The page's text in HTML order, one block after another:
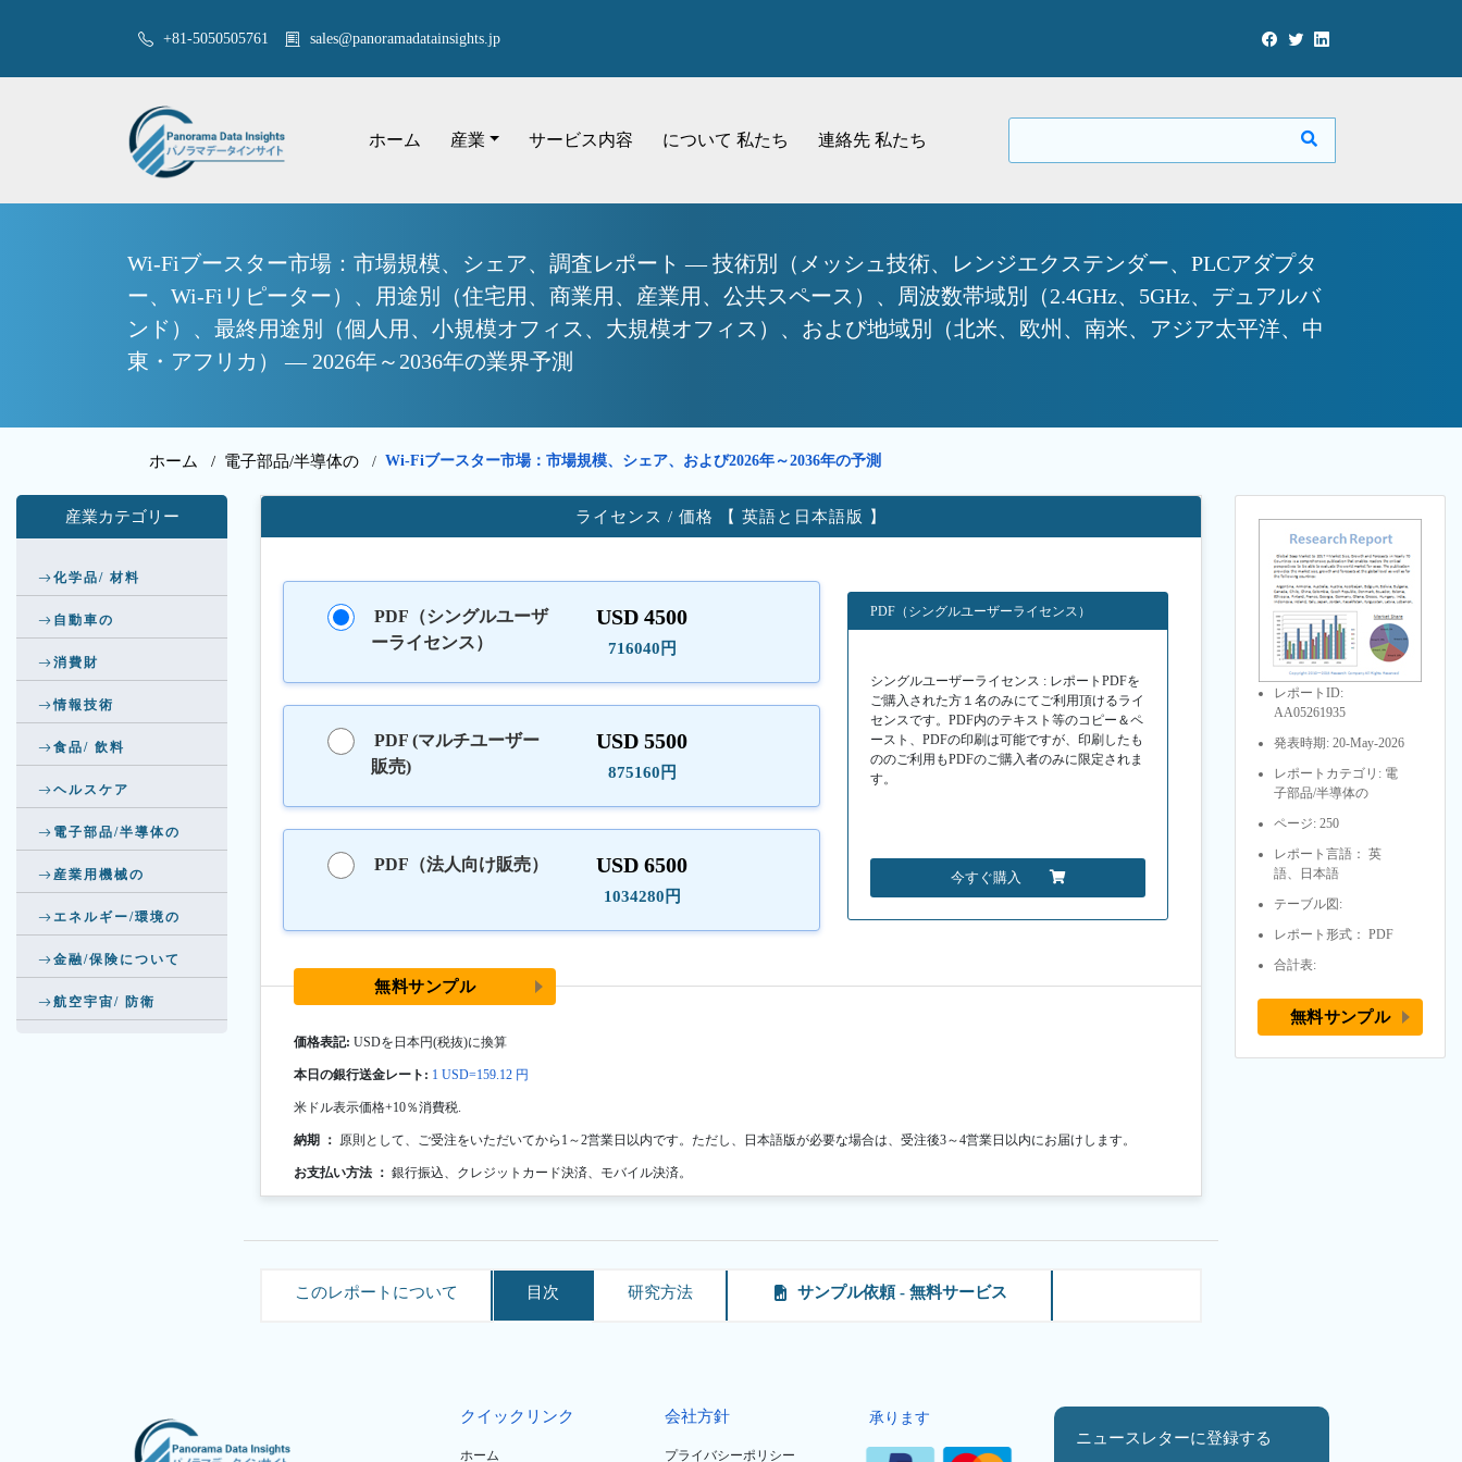
+81-5050505761 sales@panoramadatainsights.jp
ホーム 産業 サービス内容 について 私たち 連絡先 私たち
Wi-Fiブースター市場：市場規模、シェア、調査レポート — 技術別（メッシュ技術、レンジエクステンダー、PLCアダプタ
ー、Wi-Fiリピーター）、用途別（住宅用、商業用、産業用、公共スペース）、周波数帯域別（2.4GHz、5GHz、デュアルバ
ンド）、最終用途別（個人用、小規模オフィス、大規模オフィス）、および地域別（北米、欧州、南米、アジア太平洋、中
東・アフリカ） — 2026年～2036年の業界予測
ホーム / 電子部品/半導体の / Wi-Fiブースター市場：市場規模、シェア、および2026年～2036年の予測
産業カテゴリー
化学品/ 材料
自動車の
消費財
情報技術
食品/ 飲料
ヘルスケア
電子部品/半導体の
産業用機械の
エネルギー/環境の
金融/保険について
航空宇宙/ 防衛
ライセンス / 価格 【 英語と日本語版 】
PDF（シングルユーザ
ーライセンス）
USD 4500
716040円
PDF (マルチユーザー
販売)
USD 5500
875160円
PDF（法人向け販売） USD 6500
1034280円
PDF（シングルユーザーライセンス）
シングルユーザーライセンス : レポートPDFを
ご購入された方１名のみにてご利用頂けるライ
センスです。PDF内のテキスト等のコピー＆ペ
ースト、PDFの印刷は可能ですが、印刷したも
ののご利用もPDFのご購入者のみに限定されま
す。
今すぐ購入
無料サンプル
価格表記: USDを日本円(税抜)に換算
本日の銀行送金レート: 1 USD=159.12 円
米ドル表示価格+10％消費税.
納期 ： 原則として、ご受注をいただいてから1～2営業日以内です。ただし、日本語版が必要な場合は、受注後3～4営業日以内にお届けします。
お支払い方法 ： 銀行振込、クレジットカード決済、モバイル決済。
このレポートについて 目次 研究方法 サンプル依頼 - 無料サービス
レポートID:
AA05261935
発表時期: 20-May-2026
レポートカテゴリ: 電
子部品/半導体の
ページ: 250
レポート言語： 英
語、日本語
テーブル図:
レポート形式： PDF
合計表:
無料サンプル
クイックリンク
ホーム
会社方針
プライバシーポリシー
承ります
ニュースレターに登録する